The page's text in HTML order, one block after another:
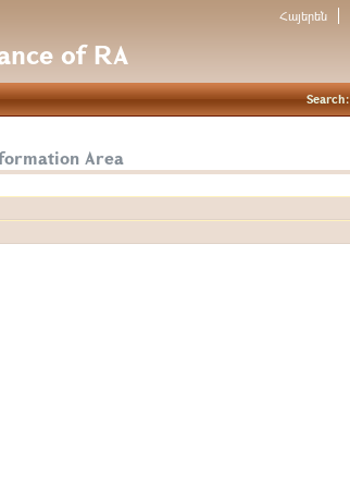
of RA
Հայերեն
Search:
Area